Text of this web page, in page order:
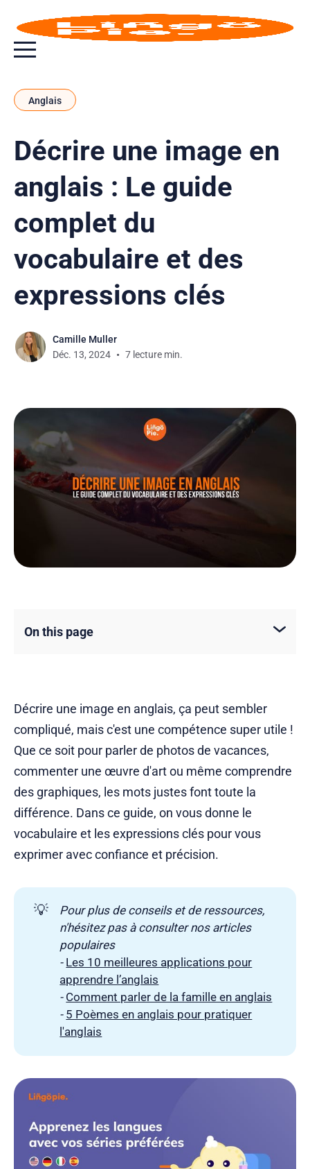
Bouton bascule de menu
Anglais
Décrire une image en
anglais : Le guide
complet du
vocabulaire et des
expressions clés
Camille Muller
Déc. 13, 2024
7 lecture min.
On this page
Décrire une image en anglais, ça peut sembler
compliqué, mais c'est une compétence super utile !
Que ce soit pour parler de photos de vacances,
commenter une œuvre d'art ou même comprendre
des graphiques, les mots justes font toute la
différence. Dans ce guide, on vous donne le
vocabulaire et les expressions clés pour vous
exprimer avec confiance et précision.
💡
Pour plus de conseils et de ressources,
n'hésitez pas à consulter nos articles
populaires
- Les 10 meilleures applications pour
apprendre l’anglais
- Comment parler de la famille en anglais
- 5 Poèmes en anglais pour pratiquer
l'anglais